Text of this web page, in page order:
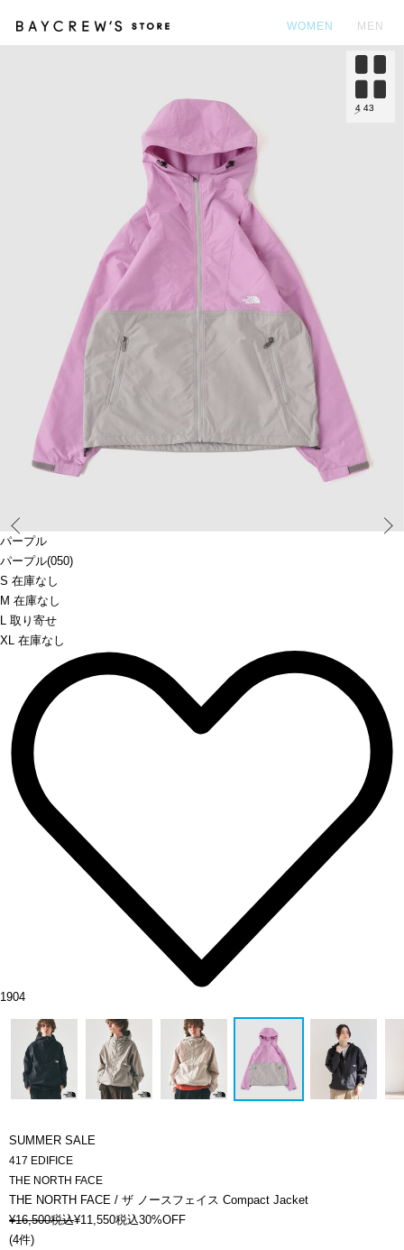
WOMEN MEN
パープル
パープル(050)
S 在庫なし
M 在庫なし
L 取り寄せ
XL 在庫なし
4 43
1904
SUMMER SALE
417 EDIFICE
THE NORTH FACE
THE NORTH FACE / ザ ノースフェイス Compact Jacket
¥16,500税込¥11,550税込30%OFF
(4件)